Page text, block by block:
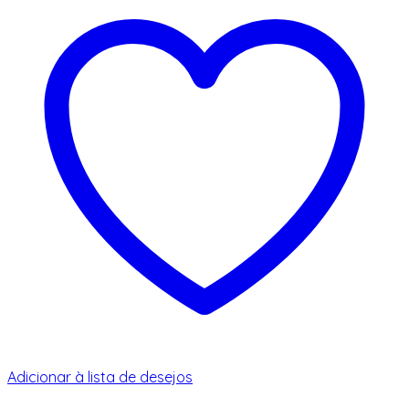
Adicionar à lista de desejos